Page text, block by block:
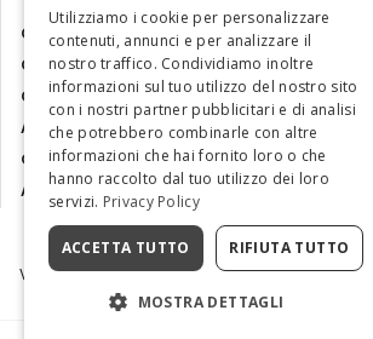
Chi siamo
Collabora con noi
Contatti
Ambasciatrice dell'Eccellenza
Osservatorio Turismo
Area Riservata
Visit Italy Srl | Via Filippo Argelati, 10, 20143
ITALIAN
Utilizziamo i cookie per personalizzare
contenuti, annunci e per analizzare il
nostro traffico. Condividiamo inoltre
informazioni sul tuo utilizzo del nostro sito
con i nostri partner pubblicitari e di analisi
che potrebbero combinarle con altre
informazioni che hai fornito loro o che
hanno raccolto dal tuo utilizzo dei loro
servizi. Privacy Policy
ACCETTA TUTTO RIFIUTA TUTTO
MOSTRA DETTAGLI